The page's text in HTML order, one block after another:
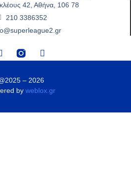
42, Αθήνα, 106 78
210 3386352
– 2026
by weblox.gr